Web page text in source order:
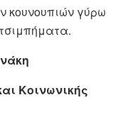
κουνουπιών γύρω
Κοινωνικής